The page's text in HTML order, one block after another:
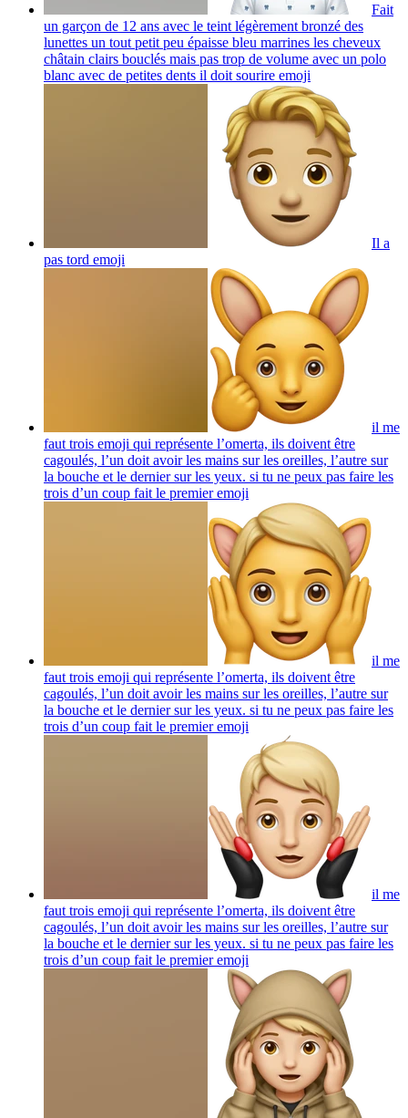
Fait
un garçon de 12 ans avec le teint légèrement bronzé des
lunettes un tout petit peu épaisse bleu marrines les cheveux
châtain clairs bouclés mais pas trop de volume avec un polo
blanc avec de petites dents il doit sourire emoji
Il a
pas tord emoji
il me
faut trois emoji qui représente l’omerta, ils doivent être
cagoulés, l’un doit avoir les mains sur les oreilles, l’autre sur
la bouche et le dernier sur les yeux. si tu ne peux pas faire les
trois d’un coup fait le premieremoji
il me
faut trois emoji qui représente l’omerta, ils doivent être
cagoulés, l’un doit avoir les mains sur les oreilles, l’autre sur
la bouche et le dernier sur les yeux. si tu ne peux pas faire les
trois d’un coup fait le premieremoji
il me
faut trois emoji qui représente l’omerta, ils doivent être
cagoulés, l’un doit avoir les mains sur les oreilles, l’autre sur
la bouche et le dernier sur les yeux. si tu ne peux pas faire les
trois d’un coup fait le premieremoji